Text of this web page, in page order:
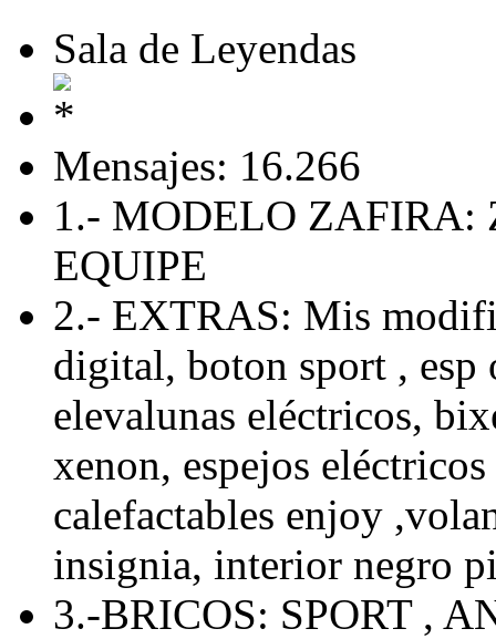
Sala de Leyendas
Mensajes: 16.266
1.- MODELO ZAFIRA:
EQUIPE
2.- EXTRAS: Mis
digital, boton sport , esp
elevalunas eléctricos,
xenon, espejos
calefactables enjoy
insignia, interior negro
3.-BRICOS: SPORT ,